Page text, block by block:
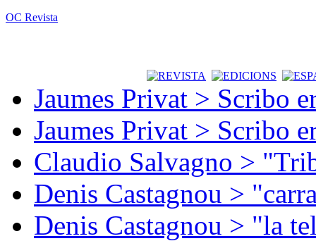
OC Revista
Jaumes Privat > Scribo
Jaumes Privat > Scribo
Claudio Salvagno >
Denis Castagnou >
Denis Castagnou > "la